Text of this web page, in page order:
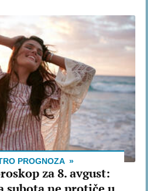
PROGNOZA
za 8. avgust: